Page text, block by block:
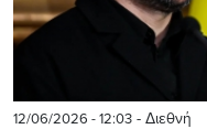
12/06/2026 - 12:03 - Διεθνή